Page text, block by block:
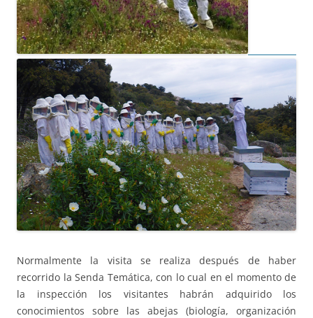
Normalmente la visita se realiza después de haber
recorrido la Senda Temática, con lo cual en el momento de
la inspección los visitantes habrán adquirido los
conocimientos sobre las abejas (biología, organización